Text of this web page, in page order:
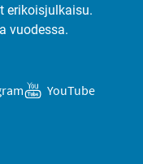
erikoisjulkaisu.
vuodessa.
YouTube